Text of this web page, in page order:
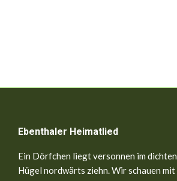
Ebenthaler Heimatlied
Ein Dörfchen liegt versonnen im
Hügel nordwärts ziehn. Wir schauen